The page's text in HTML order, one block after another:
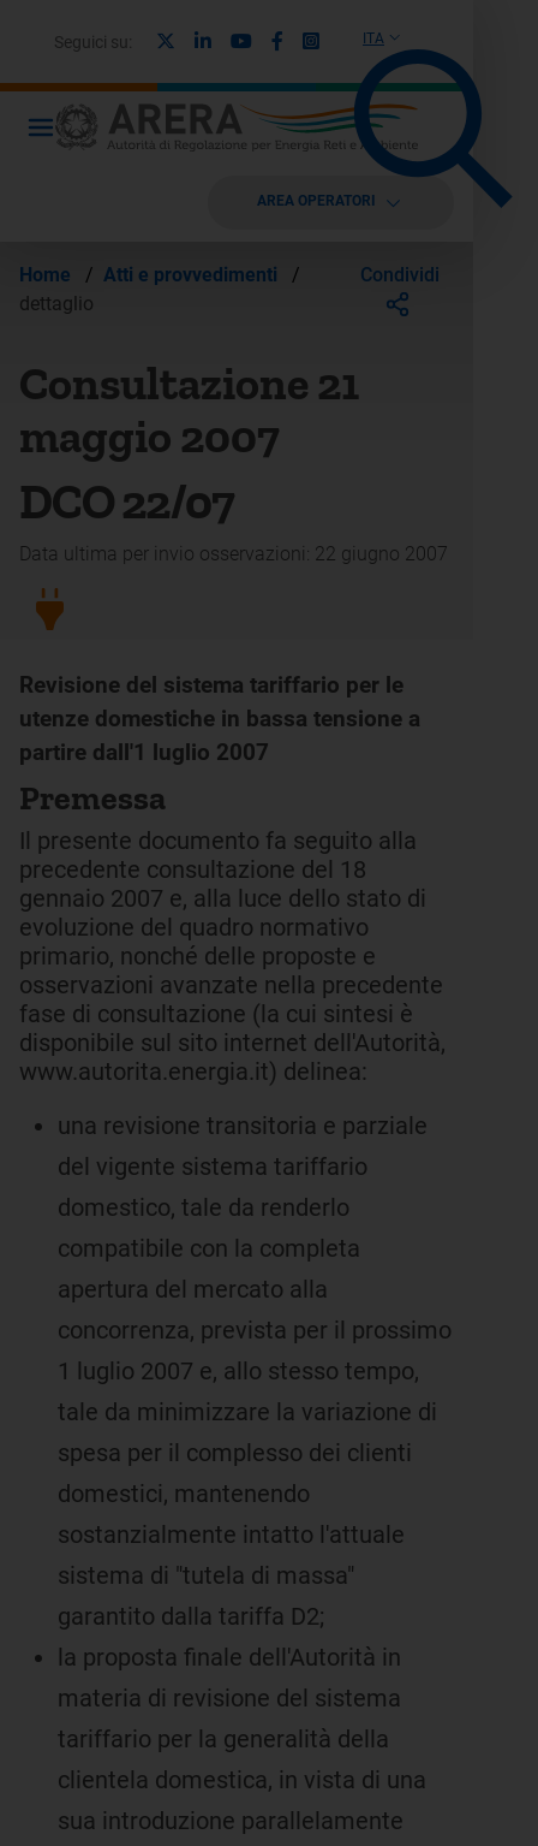
ITA
Seguici su: LinkedinYoutubeFacebook
Instagram
AREA OPERATORI
Home / Atti e provvedimenti
/
dettaglio
Condividi
Consultazione 21
maggio 2007
DCO 22/07
Data ultima per invio osservazioni: 22 giugno 2007
Revisione del sistema tariffario per le
utenze domestiche in bassa tensione a
partire dall'1 luglio 2007
Premessa
Il presente documento fa seguito alla
precedente consultazione del 18
gennaio 2007 e, alla luce dello stato di
evoluzione del quadro normativo
primario, nonché delle proposte e
osservazioni avanzate nella precedente
fase di consultazione (la cui sintesi è
disponibile sul sito internet dell'Autorità,
www.autorita.energia.it) delinea:
una revisione transitoria e parziale
del vigente sistema tariffario
domestico, tale da renderlo
compatibile con la completa
apertura del mercato alla
concorrenza, prevista per il prossimo
1 luglio 2007 e, allo stesso tempo,
tale da minimizzare la variazione di
spesa per il complesso dei clienti
domestici, mantenendo
sostanzialmente intatto l'attuale
sistema di "tutela di massa"
garantito dalla tariffa D2;
la proposta finale dell'Autorità in
materia di revisione del sistema
tariffario per la generalità della
clientela domestica, in vista di una
sua introduzione parallelamente